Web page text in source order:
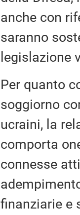
anche con
saranno
legislazione
Per quanto
soggiorno
ucraini, la
comporta
connesse
finanziarie e